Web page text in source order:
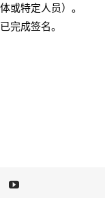
或特定人员）。
完成签名。